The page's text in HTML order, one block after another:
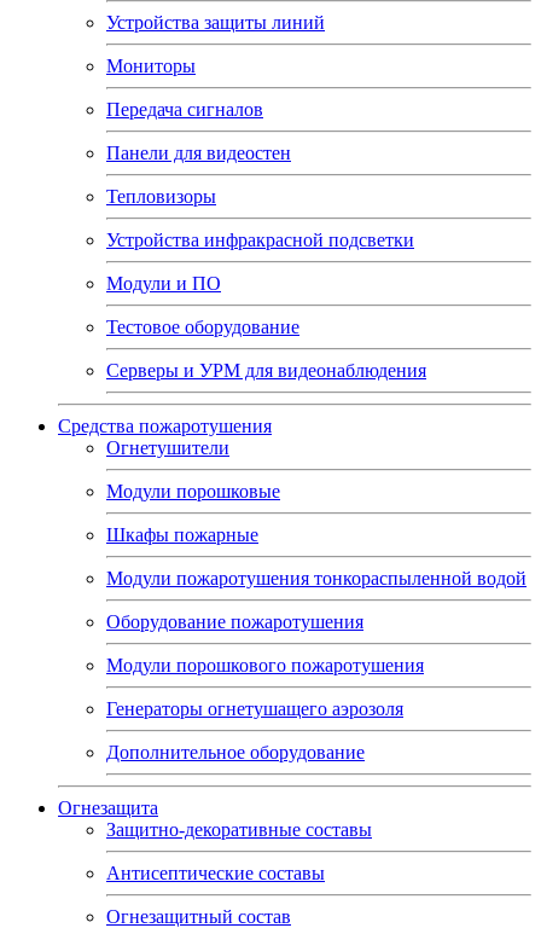
Устройства защиты линий
Мониторы
Передача сигналов
Панели для видеостен
Тепловизоры
Устройства инфракрасной подсветки
Модули и ПО
Тестовое оборудование
Серверы и УРМ для видеонаблюдения
Средства пожаротушения
Огнетушители
Модули порошковые
Шкафы пожарные
Модули пожаротушения тонкораспыленной водой
Оборудование пожаротушения
Модули порошкового пожаротушения
Генераторы огнетушащего аэрозоля
Дополнительное оборудование
Огнезащита
Защитно-декоративные составы
Антисептические составы
Огнезащитный состав